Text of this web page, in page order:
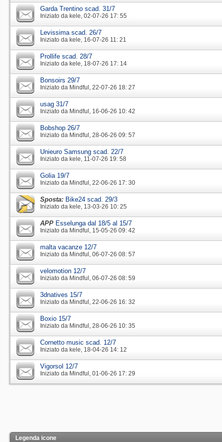
Garda Trentino scad. 31/7
Iniziato da kele‎, 02-07-26 17: 55
Levissima scad. 26/7
Iniziato da kele‎, 16-07-26 11: 21
Prollife scad. 28/7
Iniziato da kele‎, 18-07-26 17: 14
Bonsoirs 29/7
Iniziato da Mindful‎, 22-07-26 18: 27
usag 31/7
Iniziato da Mindful‎, 16-06-26 10: 42
Bobshop 26/7
Iniziato da Mindful‎, 28-06-26 09: 57
Unieuro Samsung scad. 22/7
Iniziato da kele‎, 11-07-26 19: 58
Golia 19/7
Iniziato da Mindful‎, 22-06-26 17: 30
Sposta: Bike24 scad. 29/3
Iniziato da kele‎, 13-03-26 10: 25
APP Esselunga dal 18/5 al 15/7
Iniziato da Mindful‎, 15-05-26 09: 42
malta vacanze 12/7
Iniziato da Mindful‎, 06-07-26 08: 57
velomotion 12/7
Iniziato da Mindful‎, 06-07-26 08: 59
3dnatives 15/7
Iniziato da Mindful‎, 22-06-26 16: 32
Boxio 15/7
Iniziato da Mindful‎, 28-06-26 10: 35
Cornetto music scad. 12/7
Iniziato da kele‎, 18-04-26 14: 12
Vigorsol 12/7
Iniziato da Mindful‎, 01-06-26 17: 29
Legenda icone